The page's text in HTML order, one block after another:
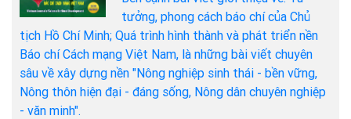
tưởng, phong cách báo chí của Chủ
tịch Hồ Chí Minh; Quá trình hình thành và phát triển nền
Báo chí Cách mạng Việt Nam, là những bài viết chuyên
sâu về xây dựng nền "Nông nghiệp sinh thái - bền vững,
Nông thôn hiện đại - đáng sống, Nông dân chuyên nghiệp
- văn minh".